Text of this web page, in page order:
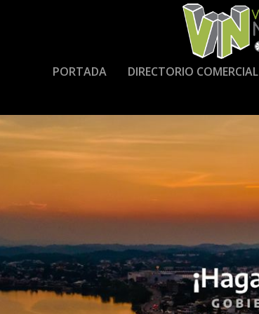
PORTADA DIRECTORIO COMERCIAL